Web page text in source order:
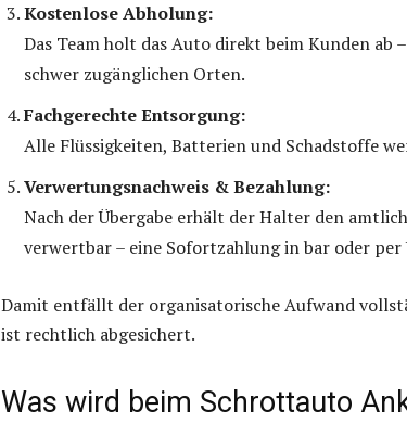
Kostenlose Abholung:
Das Team holt das Auto direkt beim Kunden ab
schwer zugänglichen Orten.
Fachgerechte Entsorgung:
Alle Flüssigkeiten, Batterien und Schadstoffe
Verwertungsnachweis & Bezahlung:
Nach der Übergabe erhält der Halter den
verwertbar – eine Sofortzahlung in bar oder per
Damit entfällt der organisatorische Aufwand
ist rechtlich abgesichert.
Was wird beim Schrottauto